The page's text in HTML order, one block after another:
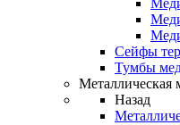
Сейфы
Тумбы
Металлическая
Назад